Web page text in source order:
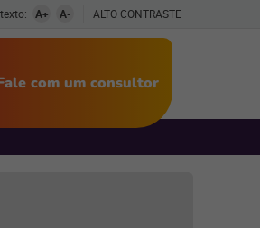
A+ A- ALTO CONTRASTE
com um consultor